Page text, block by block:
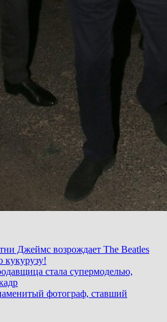
Джеймс возрождает The Beatles
кукурузу!
стала супермоделью,
фотограф, ставший